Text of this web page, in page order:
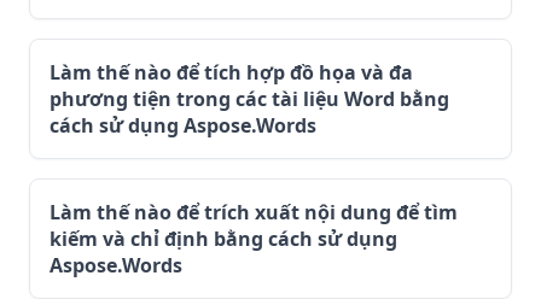
Làm thế nào để tích hợp đồ họa và đa
phương tiện trong các tài liệu Word bằng
cách sử dụng Aspose.Words
Làm thế nào để trích xuất nội dung để tìm
kiếm và chỉ định bằng cách sử dụng
Aspose.Words